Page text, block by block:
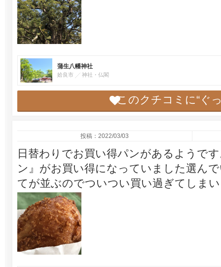
蒲生八幡神社
姶良市 神社・仏閣
このクチコミに“ぐ
投稿：2022/03/03
日替わりでお買い得パンがあるようで
ン』がお買い得になっていました選ん
てが並ぶのでついつい買い過ぎてしま